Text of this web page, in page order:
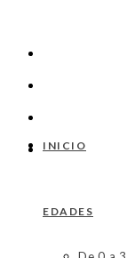
INICIO
EDADES